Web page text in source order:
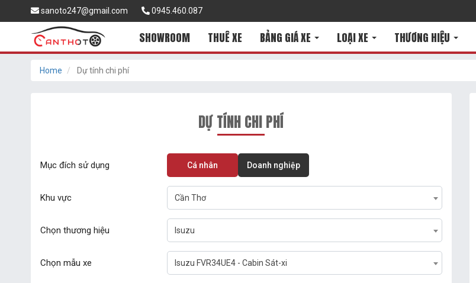
sanoto247@gmail.com 0945.460.087
SHOWROOM THUÊ XE BẢNG GIÁ XE LOẠI XE THƯƠNG HIỆU
Home Dự tính chi phí
DỰ TÍNH CHI PHÍ
Mục đích sử dụng Cá nhân Doanh nghiệp
Khu vực Cần Thơ
Chọn thương hiệu Isuzu
Chọn mẫu xe Isuzu FVR34UE4 - Cabin Sát-xi